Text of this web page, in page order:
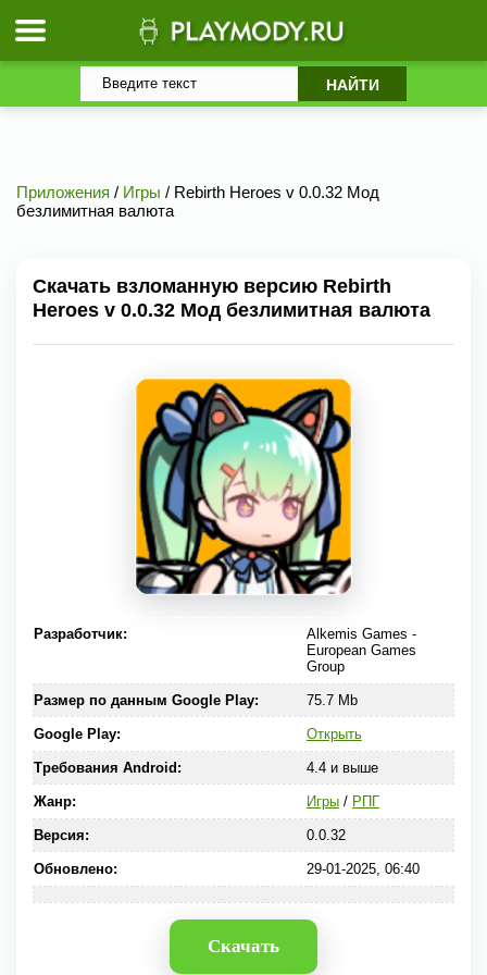
Приложения / Игры / Rebirth Heroes v 0.0.32 Мод
безлимитная валюта
Скачать взломанную версию Rebirth
Heroes v 0.0.32 Мод безлимитная валюта
Разработчик:
Alkemis Games -
European Games
Group
Размер по данным Google Play: 75.7 Mb
Google Play: Открыть
Требования Android: 4.4 и выше
Жанр: Игры/ РПГ
Версия: 0.0.32
Обновлено: 29-01-2025, 06:40
Скачать